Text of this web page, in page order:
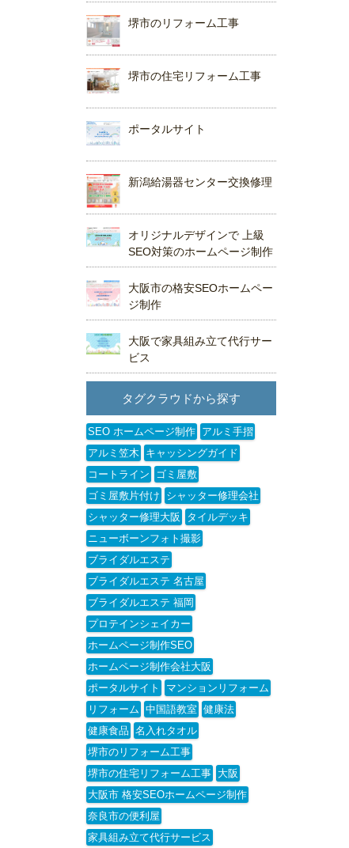
堺市のリフォーム工事
堺市の住宅リフォーム工事
ポータルサイト
新潟給湯器センター交換修理
オリジナルデザインで 上級
SEO対策のホームページ制作
大阪市の格安SEOホームペー
ジ制作
大阪で家具組み立て代行サー
ビス
タグクラウドから探す
SEO ホームページ制作 アルミ手摺
アルミ笠木
キャッシングガイド
コートライン
ゴミ屋敷
ゴミ屋敷片付け
シャッター修理会社
シャッター修理大阪
タイルデッキ
ニューボーンフォト撮影
ブライダルエステ
ブライダルエステ 名古屋
ブライダルエステ 福岡
プロテインシェイカー
ホームページ制作SEO
ホームページ制作会社大阪
ポータルサイト
マンションリフォーム
リフォーム 中国語教室 健康法
健康食品 名入れタオル
堺市のリフォーム工事
堺市の住宅リフォーム工事 大阪
大阪市 格安SEOホームページ制作
奈良市の便利屋
家具組み立て代行サービス